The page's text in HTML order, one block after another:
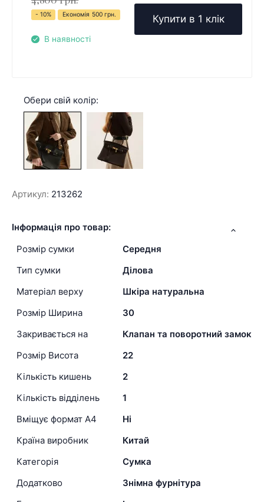
- 10% Економія 500 грн.
В наявності
Купити в 1 клік
Обери свій колір:
Артикул: 213262
Інформація про товар:
Розмір сумки
Середня
Тип сумки
Ділова
Матеріал верху
Шкіра натуральна
Розмір Ширина
30
Закривається на
Клапан та поворотний замок
Розмір Висота
22
Кількість кишень
2
Кількість відділень
1
Вміщує формат А4
Ні
Країна виробник
Китай
Категорія
Сумка
Додатково
Знімна фурнітура